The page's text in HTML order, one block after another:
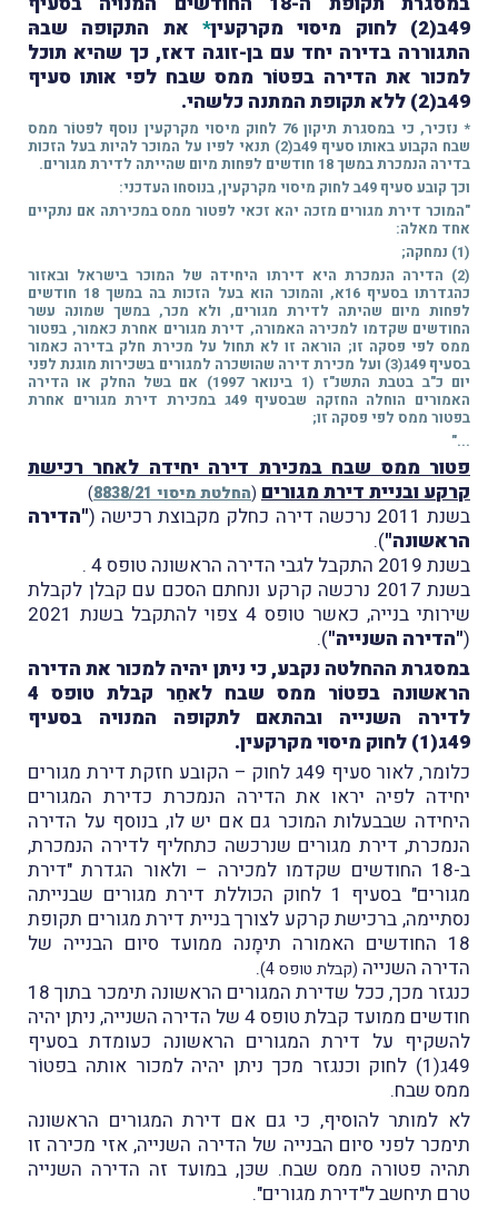
49ב(2) לחוק מיסוי מקרקעין
* את התקופה שבהּ
התגוררה בדירה יחד עם בן-זוגה דאז, כך שהיא תוכל
למכור את הדירה בפטוֹר ממס שבח לפי אותו סעיף
49ב(2) ללא תקופת המתנה כלשהי.
* נזכיר, כי במסגרת תיקון 76 לחוק מיסוי מקרקעין נוסף לפטוֹר ממס
שבח הקבוע באותו סעיף 49ב(2) תנאי לפיו על המוכר להיות בעל הזכות
בדירה הנמכרת במשך 18 חודשים לפחות מיום שהייתה לדירת מגורים.
וכך קובע סעיף 49ב לחוק מיסוי מקרקעין, בנוסחו העדכני:
"המוכר דירת מגורים מזכה יהא זכאי לפטור ממס במכירתה אם נתקיים
אחד מאלה:
(1) נמחקה;
(2) הדירה הנמכרת היא דירתו היחידה של המוכר בישראל ובאזור
כהגדרתו בסעיף 16א, והמוכר הוא בעל הזכות בה במשך 18 חודשים
לפחות מיום שהיתה לדירת מגורים, ולא מכר, במשך שמונה עשר
החודשים שקדמו למכירה האמורה, דירת מגורים אחרת כאמור, בפטור
ממס לפי פסקה זו; הוראה זו לא תחול על מכירת חלק בדירה כאמור
בסעיף 49ג(3) ועל מכירת דירה שהושכרה למגורים בשכירות מוגנת לפני
יום כ"ב בטבת התשנ"ז (1 בינואר 1997) אם בשל החלק או הדירה
האמורים הוחלה החזקה שבסעיף 49ג במכירת דירת מגורים אחרת
בפטור ממס לפי פסקה זו;
..."
פטור ממס שבח במכירת דירה יחידה לאחר רכישת
קרקע ובניית דירת מגורים (החלטת מיסוי 8838/21 )
בשנת 2011 נרכשה דירה כחלק מקבוצת רכישה (
"הדירה
הראשונה").
בשנת 2019 התקבל לגבי הדירה הראשונה טופס 4 .
בשנת 2017 נרכשה קרקע ונחתם הסכם עם קבלן לקבלת
שירותי בנייה, כאשר טופס 4 צפוי להתקבל בשנת 2021
("הדירה השנייה").
במסגרת ההחלטה נקבע, כי ניתן יהיה למכור את הדירה
הראשונה בפטוֹר ממס שבח לאחַר קבלת טופס 4
לדירה השנייה ובהתאם לתקופה המנויה בסעיף
49ג(1) לחוק מיסוי מקרקעין.
כלומר, לאור סעיף 49ג לחוק – הקובע חזקת דירת מגורים
יחידה לפיה יראו את הדירה הנמכרת כדירת המגורים
היחידה שבבעלות המוכר גם אם יש לו, בנוסף על הדירה
הנמכרת, דירת מגורים שנרכשה כתחליף לדירה הנמכרת,
ב-18 החודשים שקדמו למכירה – ולאור הגדרת "דירת
מגורים" בסעיף 1 לחוק הכוללת דירת מגורים שבנייתה
נסתיימה, ברכישת קרקע לצורך בניית דירת מגורים תקופת
18 החודשים האמורה תימָנה ממועד סיום הבנייה של
הדירה השנייה (קבלת טופס 4)
.
כנגזר מכך, ככל שדירת המגורים הראשונה תימכר בתוך 18
חודשים ממועד קבלת טופס 4 של הדירה השנייה, ניתן יהיה
להשקיף על דירת המגורים הראשונה כעומדת בסעיף
49ג(1) לחוק וכנגזר מכך ניתן יהיה למכור אותה בפטוֹר
ממס שבח.
לא למותר להוסיף, כי גם אם דירת המגורים הראשונה
תימכר לפני סיום הבנייה של הדירה השנייה, אזי מכירה זו
תהיה פטורה ממס שבח. שכּן, במועד זה הדירה השנייה
טרם תיחשב ל"דירת מגורים".